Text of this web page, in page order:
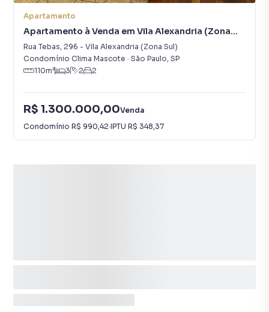
Apartamento
Apartamento à Venda em Vila Alexandria (Zona
Sul)
Rua Tebas, 296 - Vila Alexandria (Zona Sul)
Condomínio Clima Mascote · São Paulo, SP
110m² 3 2 2
R$ 1.300.000,00Venda
Condomínio R$ 990,42·IPTU R$ 348,37